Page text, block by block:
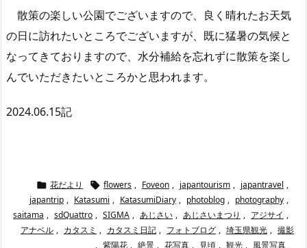
散策の楽しい公園でございますので、良く晴れたお天気
の日に訪れたいところでございますが、既に猛暑の気候と
なってきておりますので、水分補給を忘れずに散策を楽し
んでいただきたいところかと思われます。
2024.06.15記
 花だより  flowers , Foveon , japantourism , japantravel ,
japantrip , Katasumi , KatasumiDiary , photoblog , photography ,
saitama , sdQuattro , SIGMA , あじさい , あじさいまつり , アジサイ ,
アナベル , カタスミ , カタスミ日記 , フォトブログ , 埼玉県観光 , 撮影
, 紫陽花 , 絶景 , 花写真 , 見頃 , 観光 , 風景写真